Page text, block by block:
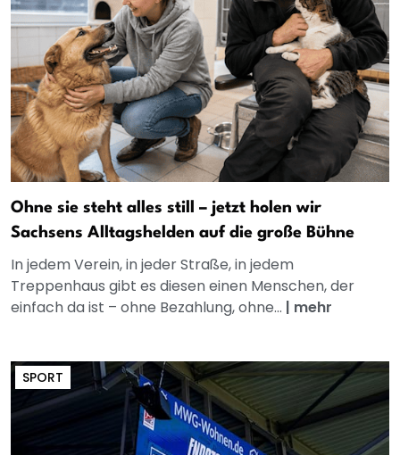
Ohne sie steht alles still – jetzt holen wir
Sachsens Alltagshelden auf die große Bühne
In jedem Verein, in jeder Straße, in jedem
Treppenhaus gibt es diesen einen Menschen, der
einfach da ist – ohne Bezahlung, ohne... | mehr
SPORT